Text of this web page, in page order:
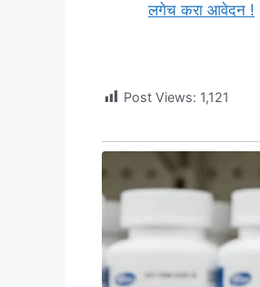
लगेच करा आवेदन !
Post Views: 1,121